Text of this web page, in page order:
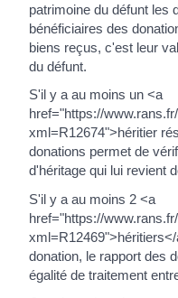
patrimoine du défunt les
bénéficiaires des
biens reçus, c'est leur
du défunt.
S'il y a au moins un <a
href="https://
xml=R12674">héritier
donations permet de
d'héritage qui lui revient
S'il y a au moins 2 <a
href="https://
donation, le rapport des
égalité de traitement